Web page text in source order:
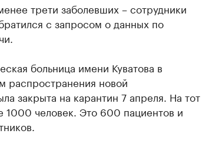
трети заболевших – сотрудники
с запросом о данных по
больница имени Куватова в
распространения новой
закрыта на карантин 7 апреля. На тот
1000 человек. Это 600 пациентов и